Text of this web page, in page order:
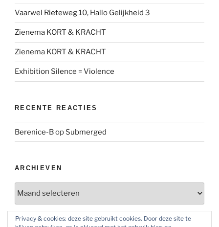
Vaarwel Rieteweg 10, Hallo Gelijkheid 3
Zienema KORT & KRACHT
Zienema KORT & KRACHT
Exhibition Silence = Violence
RECENTE REACTIES
Berenice-Bop Submerged
ARCHIEVEN
Privacy & cookies: deze site gebruikt cookies. Door deze site te